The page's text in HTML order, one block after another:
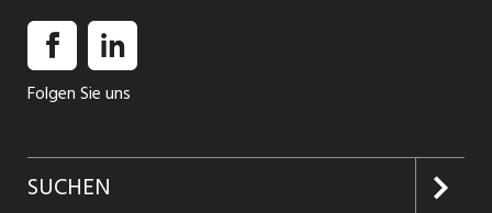
Folgen Sie uns
SUCHEN